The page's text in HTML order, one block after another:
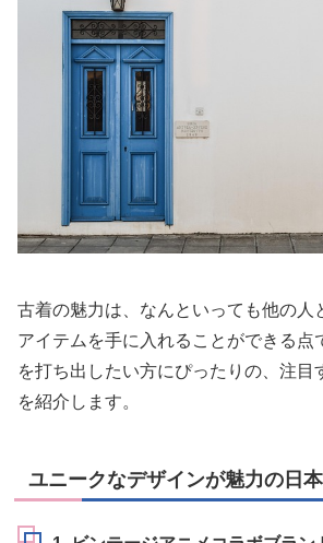
古着の魅力は、なんといっても他の人
アイテムを手に入れることができる点
を打ち出したい方にぴったりの、注目
を紹介します。
ユニークなデザインが魅力の日